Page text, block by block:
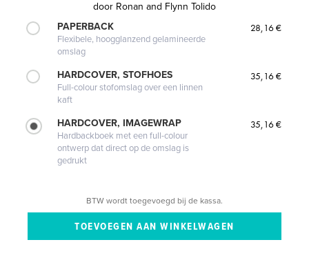
door Ronan and Flynn Tolido
PAPERBACK
Flexibele, hoogglanzend gelamineerde
omslag
28,16 €
HARDCOVER, STOFHOES
Full-colour stofomslag over een linnen
kaft
35,16 €
HARDCOVER, IMAGEWRAP
Hardbackboek met een full-colour
ontwerp dat direct op de omslag is
gedrukt
35,16 €
BTW wordt toegevoegd bij de kassa.